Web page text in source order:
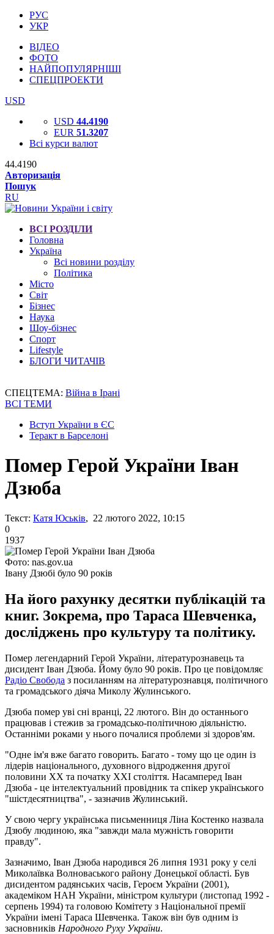
РУС
УКР
ВІДЕО
ФОТО
НАЙПОПУЛЯРНІШІ
СПЕЦПРОЕКТИ
USD
USD 44.4190
EUR 51.3207
Всі курси валют
44.4190
Авторизація
Пошук
RU
ВСІ РОЗДІЛИ
Головна
Україна
Всі новини розділу
Політика
Місто
Світ
Бізнес
Наука
Шоу-бізнес
Спорт
Lifestyle
БЛОГИ ЧИТАЧІВ
СПЕЦТЕМА: Війна в Ірані
ВСІ ТЕМИ
Вступ України в ЄС
Теракт в Барселоні
Помер Герой України Іван
Дзюба
Текст: Катя Юськів, 22 лютого 2022, 10:15
0
1937
Фото: nas.gov.ua
Івану Дзюбі було 90 років
На його рахунку десятки публікацій та
книг. Зокрема, про Тараса Шевченка,
досліджень про культуру та політику.
Помер легендарний Герой України, літературознавець та
дисидент Іван Дзюба. Йому було 90 років. Про це повідомляє
Радіо Свобода з посиланням на літературознавця, політичного
та громадського діяча Миколу Жулинського.
Дзюба помер уві сні вранці, 22 лютого. Він до останнього
працював і стежив за громадсько-політичною діяльністю.
Останніми роками у нього почалися проблеми зі здоров'ям.
"Одне ім'я вже багато говорить. Багато - тому що це один із
лідерів національного, духовного відродження другої
половини ХХ та початку ХХІ століття. Насамперед Іван
Дзюба - це інтелектуальний провідник та спікер українського
"шістдесятництва", - зазначив Жулинський.
У свою чергу українська письменниця Ліна Костенко назвала
Дзюбу людиною, яка "завжди мала мужність говорити
правду".
Зазначимо, Іван Дзюба народився 26 липня 1931 року у селі
Миколаївка Волноваського району Донецької області. Був
дисидентом радянських часів, Героєм України (2001),
академіком НАН України, міністром культури (листопад 1992 -
серпень 1994) та головою Комітету з Національної премії
України імені Тараса Шевченка. Також він був одним із
засновників Народного Руху України.